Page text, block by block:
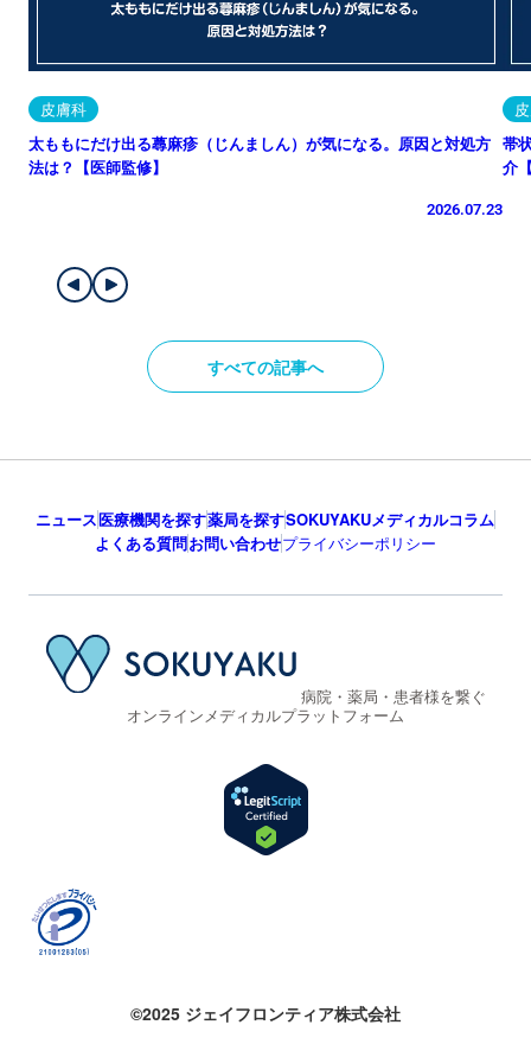
皮膚科
太ももにだけ出る蕁麻疹（じんましん）が気になる。原因と対処方
法は？【医師監修】
2026.07.23
帯
介
すべての記事へ
ニュース医療機関を探す薬局を探すSOKUYAKUメディカルコラム
よくある質問お問い合わせプライバシーポリシー
病院・薬局・患者様を繋ぐ
オンラインメディカルプラットフォーム
©2025 ジェイフロンティア株式会社